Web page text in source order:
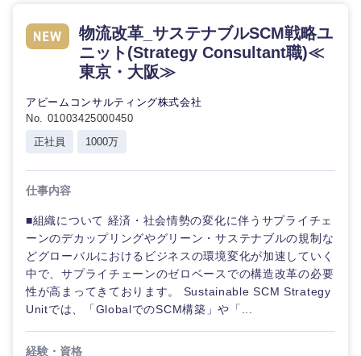
物流改革_サステナブルSCM戦略ユ
ニット(Strategy Consultant職)≪
東京・大阪≫
アビームコンサルティング株式会社
No. 01003425000450
正社員
1000万
仕事内容
■組織について 経済・社会情勢の変化に伴うサプライチェ
ーンのデカップリングやグリーン・サステナブルの規制な
どグローバルにおけるビジネスの環境変化が加速していく
中で、サプライチェーンのゼロベースでの構造改革の必要
性が高まってきております。 Sustainable SCM Strategy
Unitでは、「GlobalでのSCM構築」や「...
経験・資格